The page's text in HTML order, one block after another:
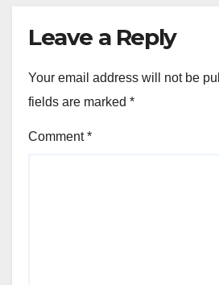
Leave a Reply
Your email address will not be
fields are marked *
Comment*